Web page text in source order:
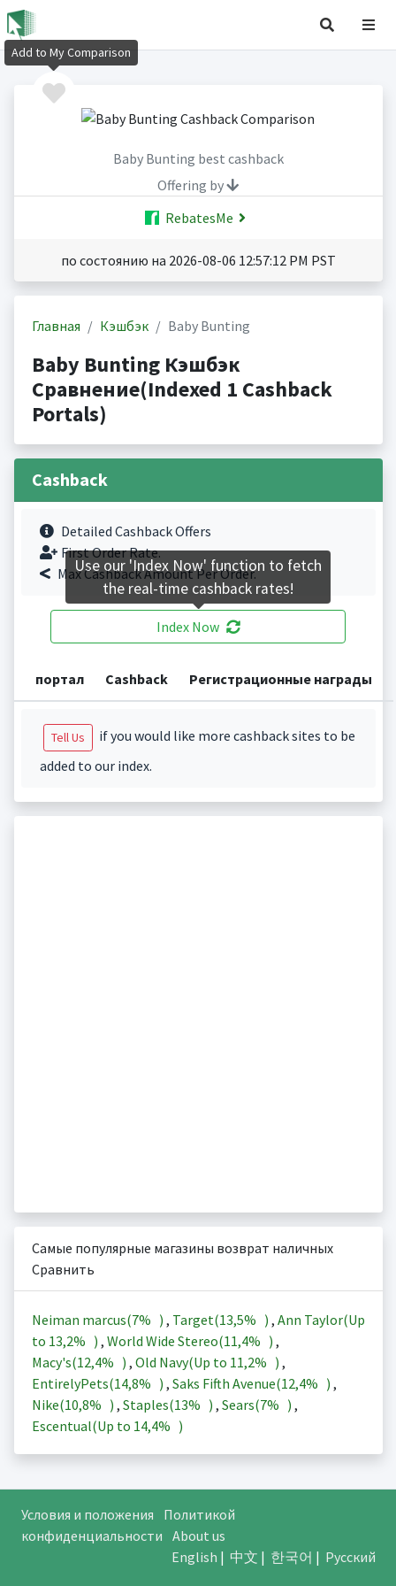
Baby Bunting best cashback
Offering by
RebatesMe
по состоянию на 2026-08-06 12:57:12 PM PST
Главная Кэшбэк Baby Bunting
Baby Bunting Кэшбэк
Сравнение(Indexed 1 Cashback
Portals)
Cashback
Detailed Cashback Offers
First Order Rate.
Max Cashback Amount Per Order.
Index Now
портал Cashback Регистрационные награды
Tell Us
if you would like more cashback sites to be
added to our index.
Самые популярные магазины возврат наличных
Сравнить
Neiman marcus(7% ) , Target(13,5% ) , Ann Taylor(Up
to 13,2% ) , World Wide Stereo(11,4% ) ,
Macy's(12,4% ) , Old Navy(Up to 11,2% ) ,
EntirelyPets(14,8% ) , Saks Fifth Avenue(12,4% ) ,
Nike(10,8% ) , Staples(13% ) , Sears(7% ) ,
Escentual(Up to 14,4% )
Условия и положения
Политикой
конфиденциальности About us
English | 中文 | 한국어 | Русский
Add to My Comparison
Use our 'Index Now' function to fetch
the real-time cashback rates!